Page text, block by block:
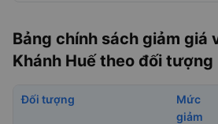
Bảng chính sách giảm giá
Khánh Huế theo đối tượng
Đối tượng
Mức
giảm